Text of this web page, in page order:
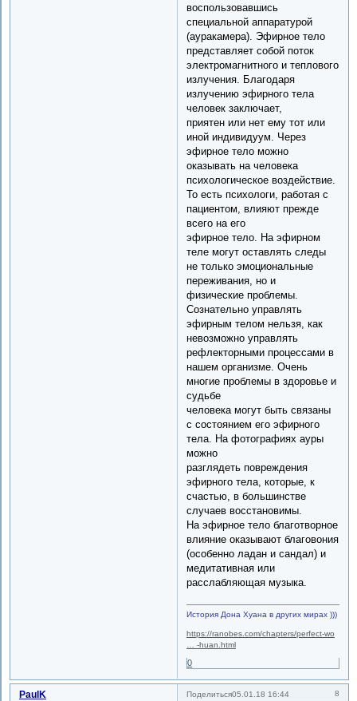
воспользовавшись
специальной аппаратурой
(ауракамера). Эфирное тело
представляет собой поток
электромагнитного и теплового
излучения. Благодаря
излучению эфирного тела
человек заключает,
приятен или нет ему тот или
иной индивидуум. Через
эфирное тело можно
оказывать на человека
психологическое воздействие.
То есть психологи, работая с
пациентом, влияют прежде
всего на его
эфирное тело. На эфирном
теле могут оставлять следы
не только эмоциональные
переживания, но и
физические проблемы.
Сознательно управлять
эфирным телом нельзя, как
невозможно управлять
рефлекторными процессами в
нашем организме. Очень
многие проблемы в здоровье и
судьбе
человека могут быть связаны
с состоянием его эфирного
тела. На фотографиях ауры
можно
разглядеть повреждения
эфирного тела, которые, к
счастью, в большинстве
случаев восстановимы.
На эфирное тело благотворное
влияние оказывают благовония
(особенно ладан и сандал) и
медитативная или
расслабляющая музыка.
История Дона Хуана в других мирах )))
https://ranobes.com/chapters/perfect-wo
… -huan.html
0
Поделиться 8
05.01.18 16:44
PaulK